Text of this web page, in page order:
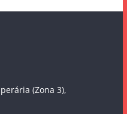
(Zona 3),